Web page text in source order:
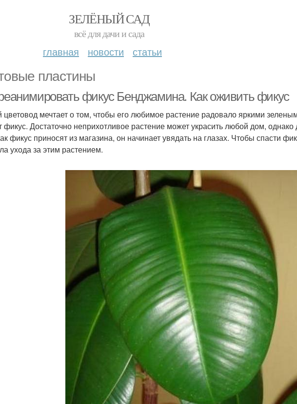
ЗЕЛЁНЫЙ САД
всё для дачи и сада
главная новости статьи
пластины
фикус Бенджамина. Как оживить фикус
мечтает о том, чтобы его любимое растение радовало яркими
фикус. Достаточно неприхотливое растение может украсить любой дом, однако
фикус приносят из магазина, он начинает увядать на глазах. Чтобы спасти
ухода за этим растением.